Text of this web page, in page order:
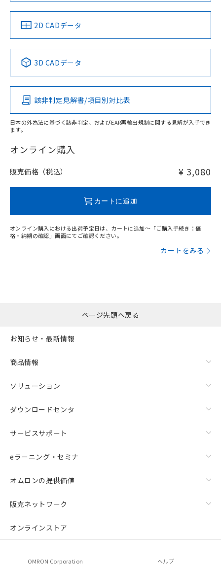
中国 RoHS 注意事項・凡例
Pb Hg Cd Cr(VI)
O
在庫等で未対応品が混在する可能性があります。
問い合わせください。
2D CADデータ
3D CADデータ
該非判定見解書/項目別対比表
日本の外為法に基づく該非判定、およびEAR再輸出規制に関する見解が入手でき
ます。
オンライン購入
販売価格（税込） ¥ 3,080
カートに追加
オンライン購入における出荷予定日は、カートに追加～「ご購入手続き：価
格・納期の確認」画面にてご確認ください。
カートをみる
ページ先頭へ戻る
お知らせ・最新情報
商品情報
ソリューション
ダウンロードセンタ
サービスサポート
eラーニング・セミナ
オムロンの提供価値
販売ネットワーク
オンラインストア
OMRON Corporation ヘルプ